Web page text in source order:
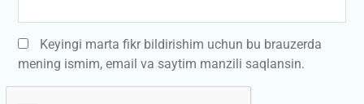
Keyingi marta fikr bildirishim uchun bu brauzerda
mening ismim, email va saytim manzili saqlansin.